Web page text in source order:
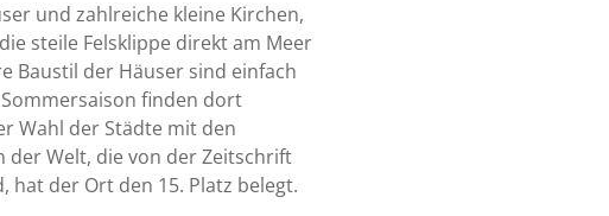
und zahlreiche kleine Kirchen,
steile Felsklippe direkt am Meer
Baustil der Häuser sind einfach
finden dort
Wahl der Städte mit den
der Welt, die von der Zeitschrift
hat der Ort den 15. Platz belegt.